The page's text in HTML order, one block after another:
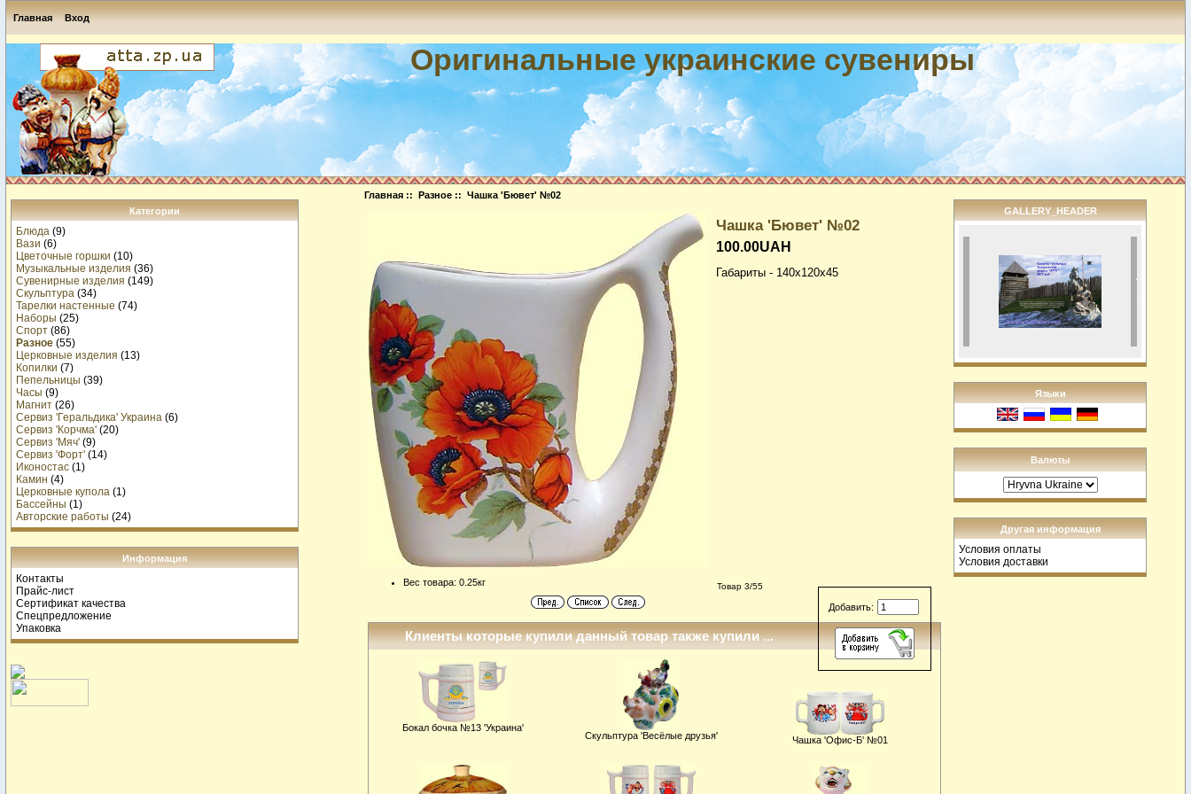
Главная Вход
Оригинальные украинские сувениры
Категории
Блюда (9)
Вази (6)
Цветочные горшки (10)
Музыкальные изделия (36)
Сувенирные изделия (149)
Скульптура (34)
Тарелки настенные (74)
Наборы (25)
Спорт (86)
Разное (55)
Церковные изделия (13)
Копилки (7)
Пепельницы (39)
Часы (9)
Магнит (26)
Сервиз 'Геральдика' Украина (6)
Сервиз 'Корчма' (20)
Сервиз 'Мяч' (9)
Сервиз 'Форт' (14)
Иконостас (1)
Камин (4)
Церковные купола (1)
Бассейны (1)
Авторские работы (24)
Информация
Контакты
Прайс-лист
Сертификат качества
Спецпредложение
Упаковка
Главная ::Разное :: Чашка 'Бювет' №02
Чашка 'Бювет' №02
100.00UAH
Габариты - 140x120x45
Добавить:
Вес товара: 0.25кг Товар 3/55
Клиенты которые купили данный товар также купили ...
Бокал бочка №13 'Украина'
Скульптура 'Весёлые друзья' Чашка 'Офис-Б' №01
GALLERY_HEADER
Языки
Валюты
Другая информация
Условия оплаты
Условия доставки